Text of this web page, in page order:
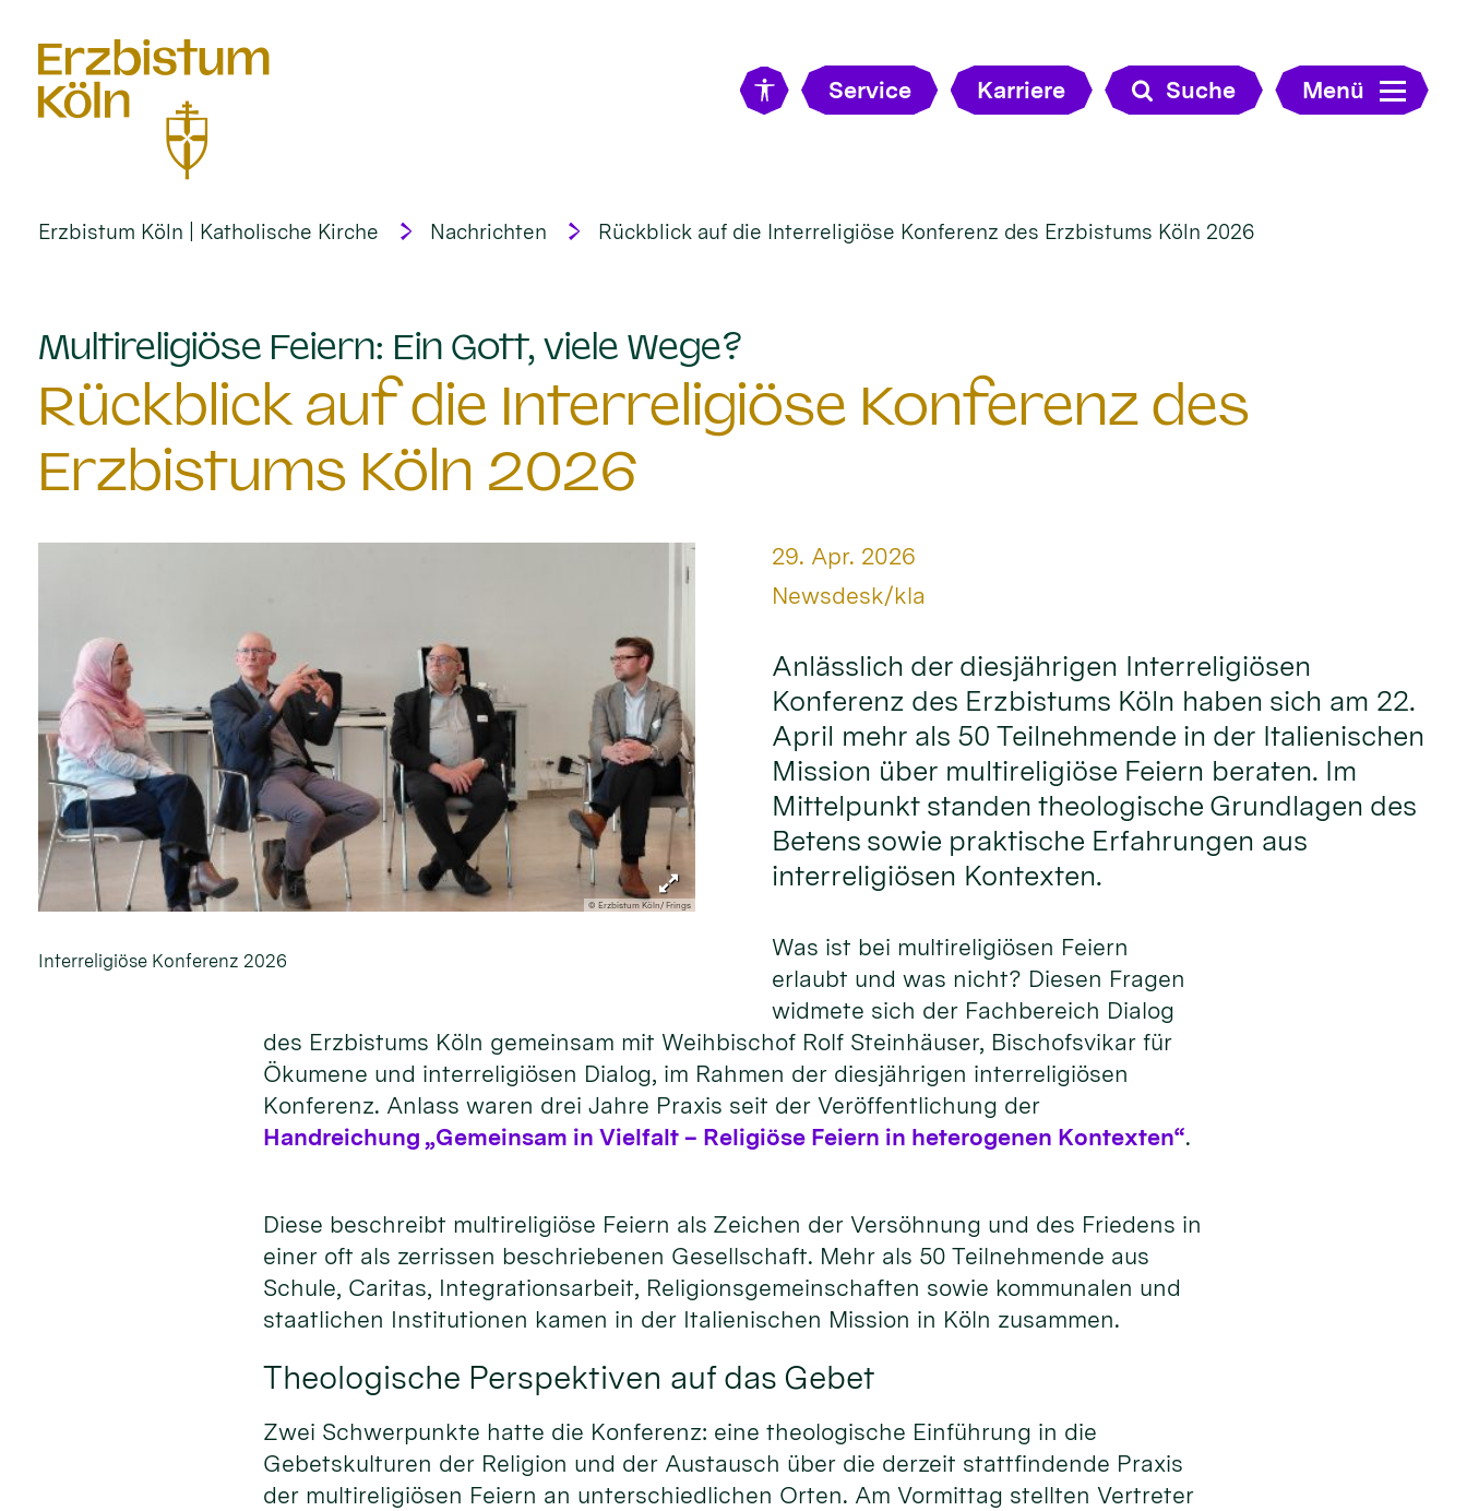
Service Karriere Suche Menü
Erzbistum Köln | Katholische Kirche Nachrichten Rückblick auf die Interreligiöse Konferenz des Erzbistums Köln 2026
Multireligiöse Feiern: Ein Gott, viele Wege?
Rückblick auf die Interreligiöse Konferenz des
Erzbistums Köln 2026
© Erzbistum Köln/ Frings
Interreligiöse Konferenz 2026
Datum:
29. Apr. 2026
Von:
Newsdesk/kla
Anlässlich der diesjährigen Interreligiösen
Konferenz des Erzbistums Köln haben sich am 22.
April mehr als 50 Teilnehmende in der Italienischen
Mission über multireligiöse Feiern beraten. Im
Mittelpunkt standen theologische Grundlagen des
Betens sowie praktische Erfahrungen aus
interreligiösen Kontexten.
Was ist bei multireligiösen Feiern
erlaubt und was nicht? Diesen Fragen
widmete sich der Fachbereich Dialog
des Erzbistums Köln gemeinsam mit Weihbischof Rolf Steinhäuser, Bischofsvikar für
Ökumene und interreligiösen Dialog, im Rahmen der diesjährigen interreligiösen
Konferenz. Anlass waren drei Jahre Praxis seit der Veröffentlichung der
Handreichung „Gemeinsam in Vielfalt – Religiöse Feiern in heterogenen Kontexten“.
Diese beschreibt multireligiöse Feiern als Zeichen der Versöhnung und des Friedens in
einer oft als zerrissen beschriebenen Gesellschaft. Mehr als 50 Teilnehmende aus
Schule, Caritas, Integrationsarbeit, Religionsgemeinschaften sowie kommunalen und
staatlichen Institutionen kamen in der Italienischen Mission in Köln zusammen.
Theologische Perspektiven auf das Gebet
Zwei Schwerpunkte hatte die Konferenz: eine theologische Einführung in die
Gebetskulturen der Religion und der Austausch über die derzeit stattfindende Praxis
der multireligiösen Feiern an unterschiedlichen Orten. Am Vormittag stellten Vertreter